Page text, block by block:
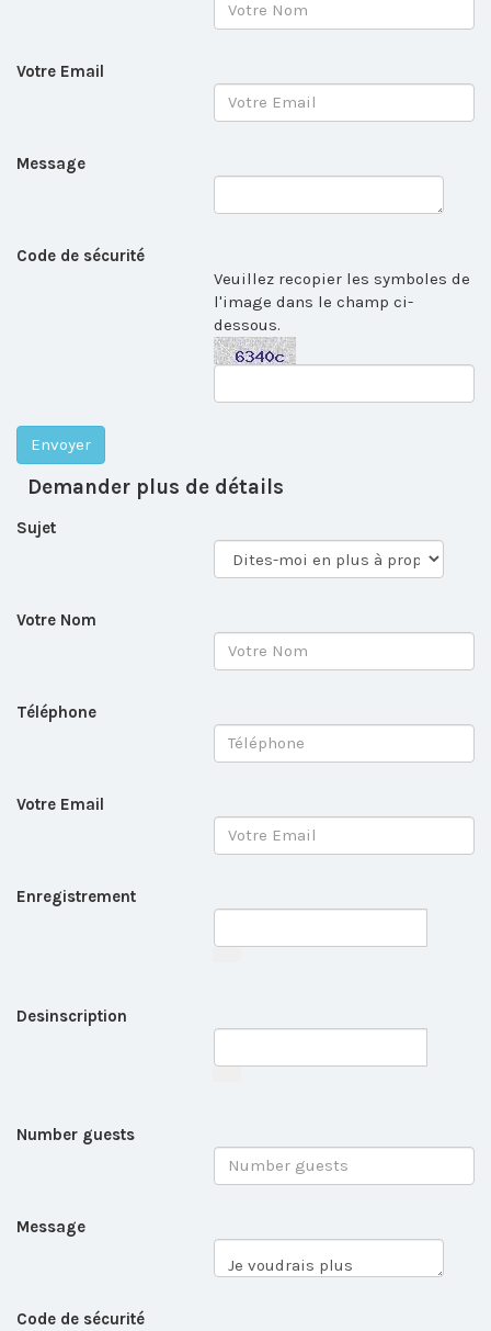
Votre Email
Message
Code de sécurité
Veuillez recopier les symboles de
l'image dans le champ ci-
dessous.
Demander plus de détails
Sujet
Votre Nom
Téléphone
Votre Email
Enregistrement
Desinscription
Number guests
Message
Code de sécurité